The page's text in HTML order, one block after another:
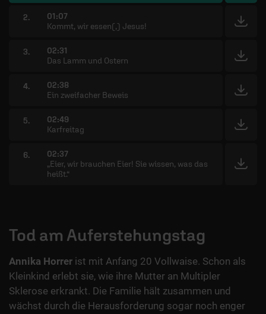
2.
01:07
Kommt, wir essen(,) Jesus!
3.
02:31
Das Lamm und Ostern
4.
02:38
Ein zweifacher Beweis
5.
02:49
Karfreitag
6.
02:37
„Eier, wir brauchen Eier! Sie wissen, was das
heißt.“
Tod am Auferstehungstag
Annika Horrer ist mit Anfang 20 Vollwaise. Schon als
Kleinkind erlebt sie, wie ihre Mutter an Multipler
Sklerose erkrankt. Die Familie hält zusammen und
wächst durch die Herausforderung sogar noch enger